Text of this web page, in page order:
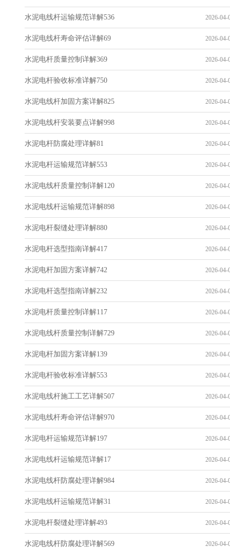
水泥电线杆运输规范详解536 2026-04-
水泥电线杆寿命评估详解69 2026-04-
水泥电杆质量控制详解369 2026-04-
水泥电杆验收标准详解750 2026-04-
水泥电线杆加固方案详解825 2026-04-
水泥电线杆安装要点详解998 2026-04-
水泥电杆防腐处理详解81 2026-04-
水泥电杆运输规范详解553 2026-04-
水泥电线杆质量控制详解120 2026-04-
水泥电线杆运输规范详解898 2026-04-
水泥电杆裂缝处理详解880 2026-04-
水泥电杆选型指南详解417 2026-04-
水泥电杆加固方案详解742 2026-04-
水泥电杆选型指南详解232 2026-04-
水泥电杆质量控制详解117 2026-04-
水泥电线杆质量控制详解729 2026-04-
水泥电杆加固方案详解139 2026-04-
水泥电杆验收标准详解553 2026-04-
水泥电线杆施工工艺详解507 2026-04-
水泥电线杆寿命评估详解970 2026-04-
水泥电杆运输规范详解197 2026-04-
水泥电线杆运输规范详解17 2026-04-
水泥电线杆防腐处理详解984 2026-04-
水泥电线杆运输规范详解31 2026-04-
水泥电杆裂缝处理详解493 2026-04-
水泥电线杆防腐处理详解569 2026-04-